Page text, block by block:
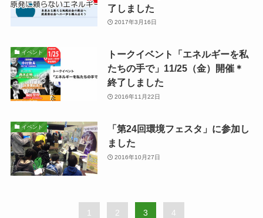
了しました
2017年3月16日
イベント
トークイベント「エネルギーを私
たちの手で」11/25（金）開催＊
終了しました
2016年11月22日
イベント
「第24回環境フェスタ」に参加し
ました
2016年10月27日
1 2 3 4